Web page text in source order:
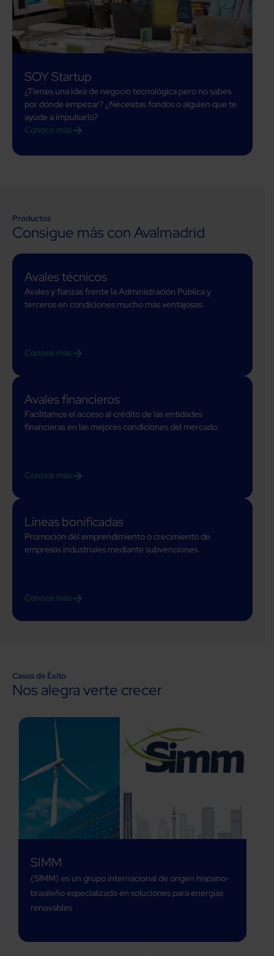
SOY Startup
¿Tienes una idea de negocio tecnológica pero no sabes
por dónde empezar? ¿Necesitas fondos o alguien que te
ayude a impulsarlo?
Conoce más
Productos
Consigue más con Avalmadrid
Avales técnicos
Avales y fianzas frente la Administración Pública y
terceros en condiciones mucho más ventajosas.
Conoce más
Avales financieros
Facilitamos el acceso al crédito de las entidades
financieras en las mejores condiciones del mercado.
Conoce más
Líneas bonificadas
Conoce más
Promoción del emprendimiento o crecimiento de
empresas industriales mediante subvenciones.
Casos de Éxito
Nos alegra verte crecer
SIMM
(SIMM) es un grupo internacional de origen hispano-
brasileño especializado en soluciones para energías
renovables